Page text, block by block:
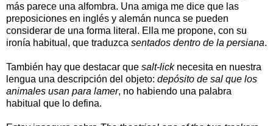
más parece una alfombra. Una amiga me dice que las
preposiciones en inglés y alemán nunca se pueden
considerar de una forma literal. Ella me propone, con su
ironía habitual, que traduzca sentados dentro de la persiana.
También hay que destacar que salt-licknecesita en nuestra
lengua una descripción del objeto: depósito de sal que los
animales usan para lamer, no habiendo una palabra
habitual que lo defina.